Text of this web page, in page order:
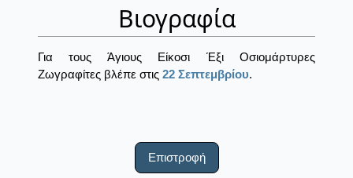
Βιογραφία
Για τους Άγιους Είκοσι Έξι Οσιομάρτυρες
Ζωγραφίτες βλέπε στις 22 Σεπτεμβρίου.
Επιστροφή